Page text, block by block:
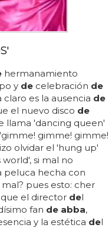
hermanamiento
y de celebración de
es la ausencia de
el nuevo disco de
llama 'dancing queen'
gimme! gimme!
olvidar el 'hung up'
si mal no
peluca hecha con
pues esto: cher
que el director del
fan de abba,
y la estética del